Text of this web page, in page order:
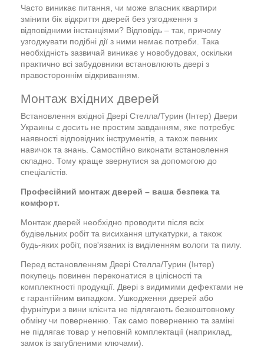
Часто виникає питання, чи може власник квартири
змінити бік відкриття дверей без узгодження з
відповідними інстанціями? Відповідь – так, причому
узгоджувати подібні дії з ними немає потреби. Така
необхідність зазвичай виникає у новобудовах, оскільки
практично всі забудовники встановлюють двері з
правостороннім відкриванням.
Монтаж вхідних дверей
Встановлення вхідної Двері Стелла/Турин (Інтер) Двери
Украины є досить не простим завданням, яке потребує
наявності відповідних інструментів, а також певних
навичок та знань. Самостійно виконати встановлення
складно. Тому краще звернутися за допомогою до
спеціалістів.
Професійний монтаж дверей – ваша безпека та
комфорт.
Монтаж дверей необхідно проводити після всіх
будівельних робіт та висихання штукатурки, а також
будь-яких робіт, пов'язаних із виділенням вологи та пилу.
Перед встановленням Двері Стелла/Турин (Інтер)
покупець повинен переконатися в цілісності та
комплектності продукції. Двері з видимими дефектами не
є гарантійним випадком. Ушкодження дверей або
фурнітури з вини клієнта не підлягають безкоштовному
обміну чи поверненню. Так само поверненню та заміні
не підлягає товар у неповній комплектації (наприклад,
замок із загубленими ключами).